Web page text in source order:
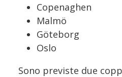
Copenaghen
Malmö
Göteborg
Oslo
Sono previste due